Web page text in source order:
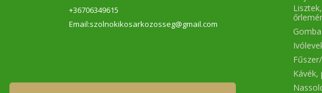
+36706349615
Email:szolnokikosarkozosseg@gmail.com
Gomba
Kávék,